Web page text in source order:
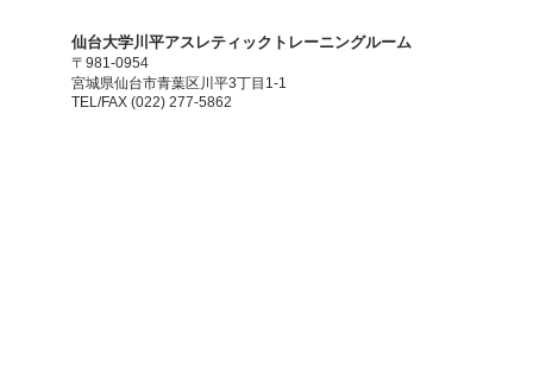
​仙台大学川平アスレティックトレーニングルーム
〒981-0954
宮城県仙台市青葉区川平3丁目1-1
TEL/FAX (022) 277-5862